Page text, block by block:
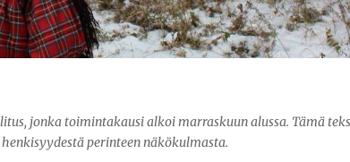
jonka toimintakausi alkoi marraskuun alussa. Tämä
perinteen näkökulmasta.